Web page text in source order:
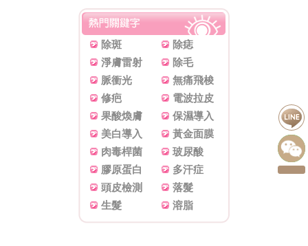
除斑
除痣
淨膚雷射
除毛
脈衝光
無痛飛梭
修疤
電波拉皮
果酸煥膚
保濕導入
美白導入
黃金面膜
肉毒桿菌
玻尿酸
膠原蛋白
多汗症
頭皮檢測
落髮
生髮
溶脂